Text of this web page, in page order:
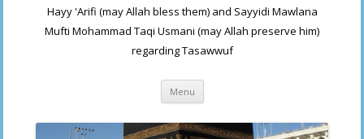
Hayy 'Arifi (may Allah bless them) and Sayyidi Mawlana
Mufti Mohammad Taqi Usmani (may Allah preserve him)
regarding Tasawwuf
Menu Skip
content